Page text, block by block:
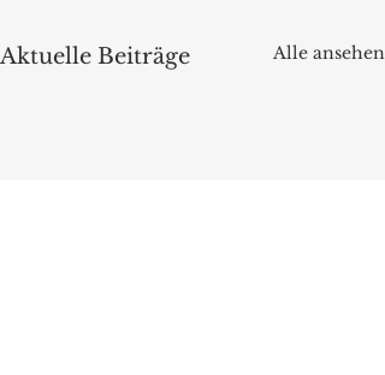
Aktuelle Beiträge Alle ansehen